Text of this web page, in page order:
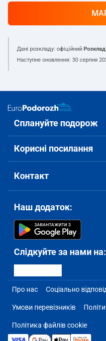
Дані розкладу: офіційний
Наступне оновлення: 30 серпня
Сплануйте подорож
Корисні посилання
Контакт
Наш додаток:
Слідкуйте за нами на:
Про нас Соціально
Умови перевізників
Політика файлів cookie